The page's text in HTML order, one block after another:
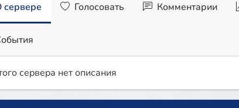
сервере Голосовать Комментарии
сервера нет описания